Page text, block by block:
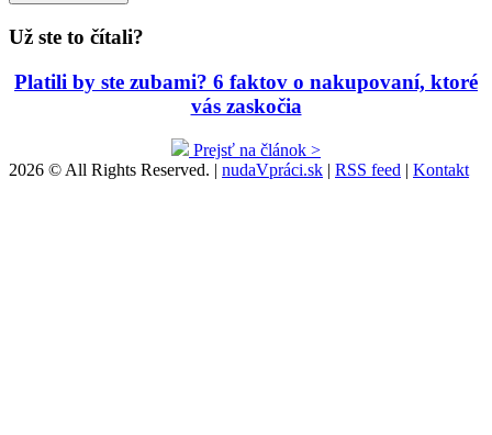
Už ste to čítali?
Platili by ste zubami? 6 faktov o nakupovaní, ktoré
vás zaskočia
Prejsť na článok >
2026 © All Rights Reserved. | nudaVpráci.sk RSS feed Kontakt